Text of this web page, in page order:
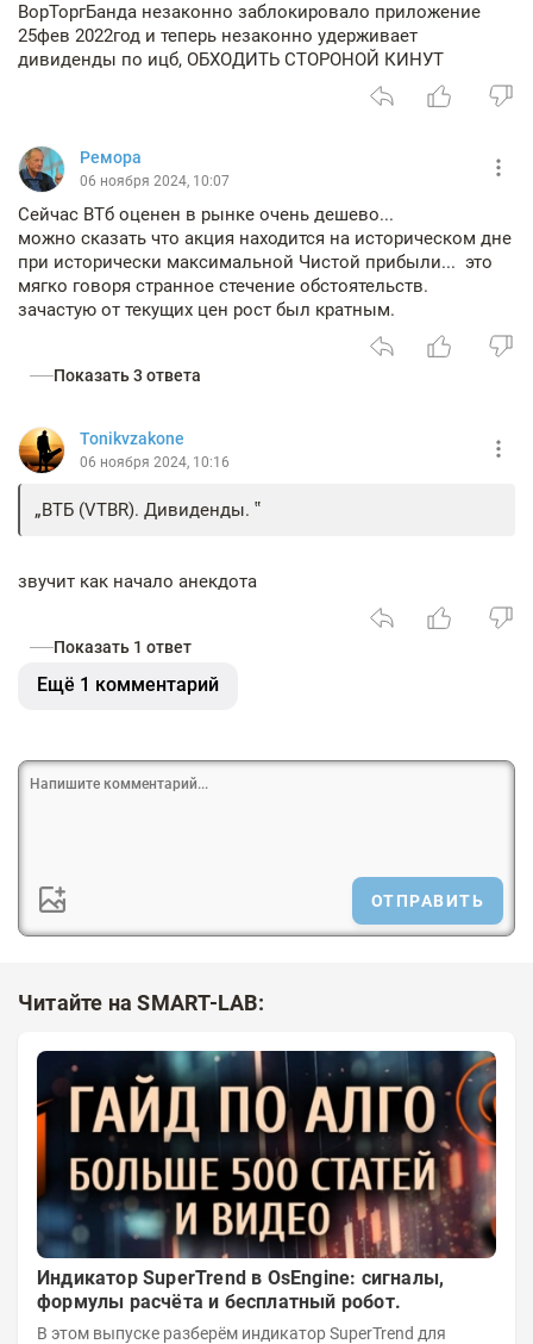
ВорТоргБанда незаконно заблокировало приложение
25фев 2022год и теперь незаконно удерживает
дивиденды по ицб, ОБХОДИТЬ СТОРОНОЙ КИНУТ
Ремора
06 ноября 2024, 10:07
Сейчас ВТб оценен в рынке очень дешево...
можно сказать что акция находится на историческом дне
при исторически максимальной Чистой прибыли... это
мягко говоря странное стечение обстоятельств.
зачастую от текущих цен рост был кратным.
Показать 3 ответа
Tonikvzakone
06 ноября 2024, 10:16
ВТБ (VTBR). Дивиденды.
звучит как начало анекдота
Показать 1 ответ
Ещё 1 комментарий
ОТПРАВИТЬ
Читайте на SMART-LAB:
Индикатор SuperTrend в OsEngine: сигналы,
формулы расчёта и бесплатный робот.
В этом выпуске разберём индикатор SuperTrend для